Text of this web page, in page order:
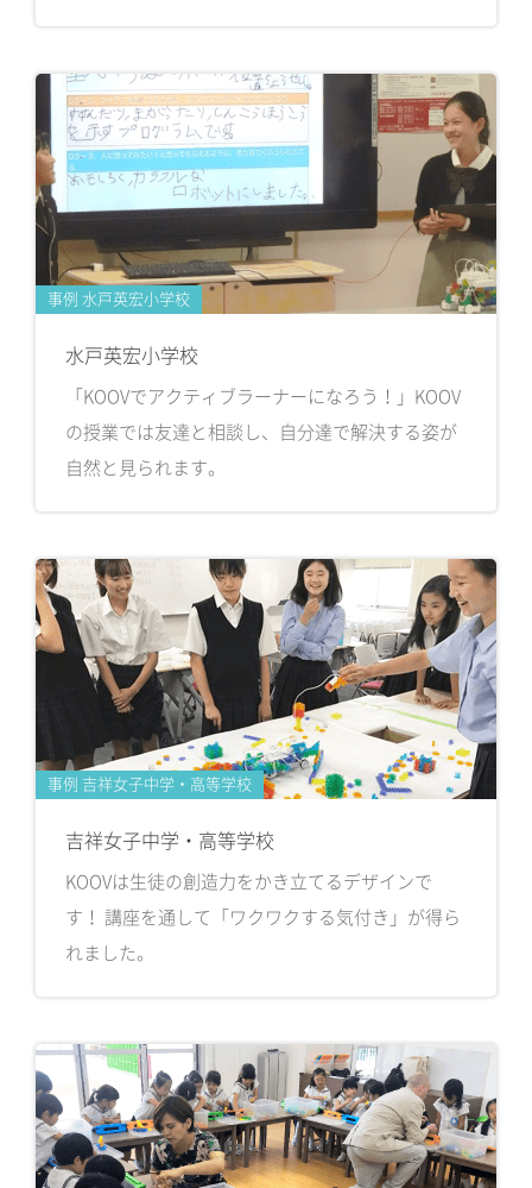
事例 水戸英宏小学校
水戸英宏小学校
「KOOVでアクティブラーナーになろう！」KOOV
の授業では友達と相談し、自分達で解決する姿が
自然と見られます。
事例 吉祥女子中学・高等学校
吉祥女子中学・高等学校
KOOVは生徒の創造力をかき立てるデザインで
す！ 講座を通して「ワクワクする気付き」が得ら
れました。